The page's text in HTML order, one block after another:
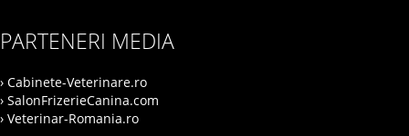
PARTENERI MEDIA
› Cabinete-Veterinare.ro
› SalonFrizerieCanina.com
› Veterinar-Romania.ro